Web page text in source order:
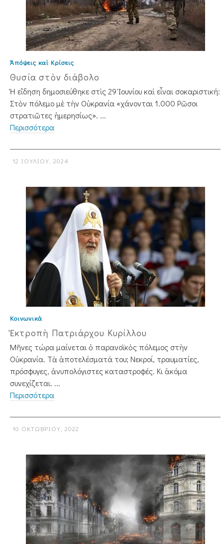
Ἀπόψεις καὶ Κρίσεις
Θυσία στὸν διάβολο
Ἡ εἴδηση δημοσιεύθηκε στὶς 29 Ἰουνίου καὶ εἶναι σοκαριστική:
Στὸν πόλεμο μὲ τὴν Οὐκρανία «χάνονται 1.000 Ρῶσοι
στρατιῶτες ἡμερησίως». ...
Περισσότερα
12 ΙΟΥΛΊΟΥ, 2024
Κοινωνικά
Ἐκτροπὴ Πατριάρχου Κυρίλλου
Μῆνες τώρα μαίνεται ὁ παρανοϊκὸς πόλεμος στὴν
Οὐκρανία. Τὰ ἀποτελέσματά του; Νεκροί, τραυματίες,
πρόσφυγες, ἀνυπολόγιστες καταστροφές. Κι ἀκόμα
συνεχίζεται. ...
Περισσότερα
10 ΟΚΤΩΒΡΊΟΥ, 2022